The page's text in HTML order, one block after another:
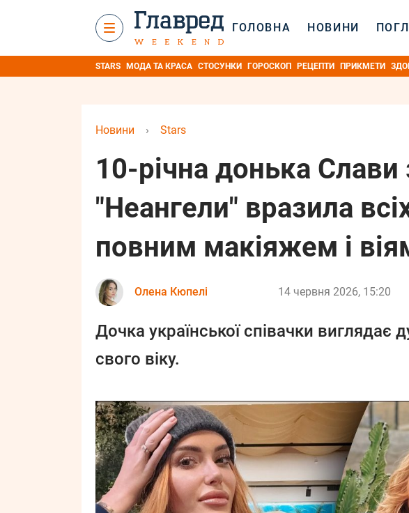
ГОЛОВНА НОВИНИ
STARS МОДА ТА КРАСА СТОСУНКИ ГОРОСКОП РЕЦЕПТИ ПРИКМЕТИ
Новини › Stars
10-річна донька Слави
"Неангели" вразила
повним макіяжем і
Олена Кюпелі 14 червня 2026, 15:20
Дочка української співачки
свого віку.